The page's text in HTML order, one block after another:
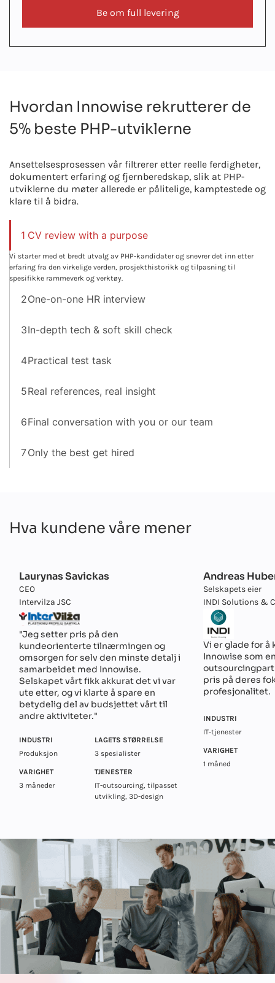
Be om full levering
Hvordan Innowise rekrutterer de
5% beste PHP-utviklerne
Ansettelsesprosessen vår filtrerer etter reelle ferdigheter,
dokumentert erfaring og fjernberedskap, slik at PHP-
utviklerne du møter allerede er pålitelige, kamptestede og
klare til å bidra.
1 CV review with a purpose
Vi starter med et bredt utvalg av PHP-kandidater og snevrer det inn etter
erfaring fra den virkelige verden, prosjekthistorikk og tilpasning til
spesifikke rammeverk og verktøy.
2One-on-one HR interview
3In-depth tech & soft skill check
4Practical test task
5Real references, real insight
6Final conversation with you or our team
7Only the best get hired
Hva kundene våre mener
Laurynas Savickas
CEO
Intervilza JSC
"Jeg setter pris på den
kundeorienterte tilnærmingen og
omsorgen for selv den minste detalj i
samarbeidet med Innowise.
Selskapet vårt fikk akkurat det vi var
ute etter, og vi klarte å spare en
betydelig del av budsjettet vårt til
andre aktiviteter."
INDUSTRI
Produksjon
LAGETS STØRRELSE
3 spesialister
VARIGHET
3 måneder
TJENESTER
IT-outsourcing, tilpasset
utvikling, 3D-design
Andreas
Selskapets eier
INDI Solutions &
Vi er glade for å
Innowise som
pris på deres
profesjonalitet.
INDUSTRI
IT-tjenester
VARIGHET
1 måned